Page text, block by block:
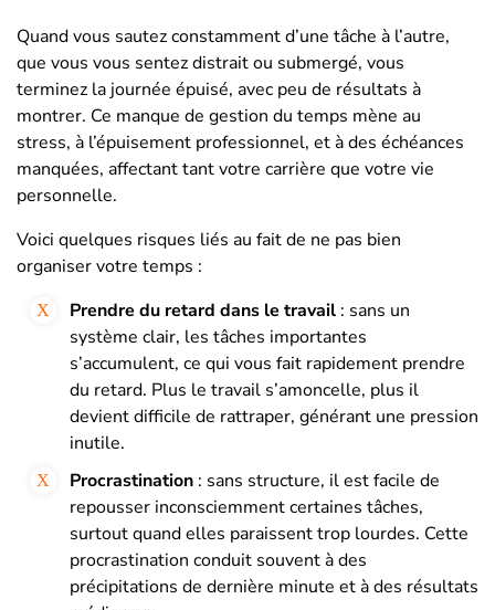
Quand vous sautez constamment d’une tâche à l’autre,
que vous vous sentez distrait ou submergé, vous
terminez la journée épuisé, avec peu de résultats à
montrer. Ce manque de gestion du temps mène au
stress, à l’épuisement professionnel, et à des échéances
manquées, affectant tant votre carrière que votre vie
personnelle.
Voici quelques risques liés au fait de ne pas bien
organiser votre temps :
Prendre du retard dans le travail : sans un
système clair, les tâches importantes
s’accumulent, ce qui vous fait rapidement prendre
du retard. Plus le travail s’amoncelle, plus il
devient difficile de rattraper, générant une pression
inutile.
Procrastination : sans structure, il est facile de
repousser inconsciemment certaines tâches,
surtout quand elles paraissent trop lourdes. Cette
procrastination conduit souvent à des
précipitations de dernière minute et à des résultats